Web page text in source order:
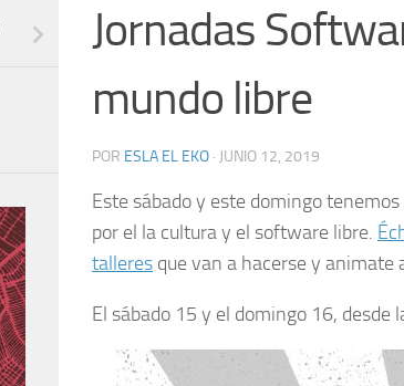
Jornadas
mundo libre
POR ESLA EL EKO · JUNIO 12, 2019
Este sábado y este domingo
por el la cultura y el software libre.
talleres que van a hacerse y animate
El sábado 15 y el domingo 16, desde